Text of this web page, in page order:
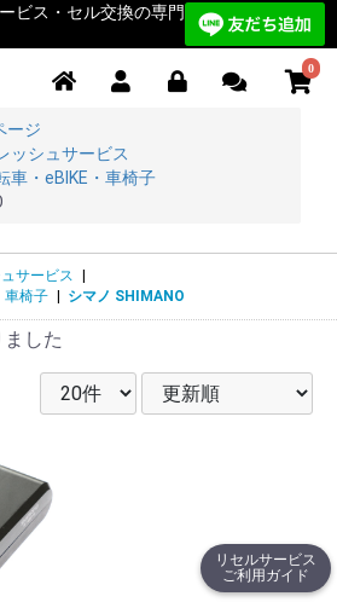
リセルサービス
ご利用ガイド
ビス・セル交換の専門
0
ージ
ッシュサービス
車・eBIKE・車椅子
サービス
車椅子
シマノ SHIMANO
した